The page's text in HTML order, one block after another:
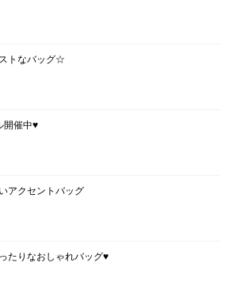
トなバッグ☆
開催中♥
アクセントバッグ
たりなおしゃれバッグ♥